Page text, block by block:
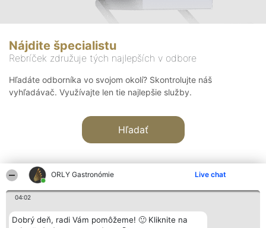
ORLY Gastronómie Live chat
04:02
Dobrý deň, radi Vám pomôžeme! 🙂 Kliknite na
Nájdite špecialistu
Rebríček združuje tých najlepších v odbore
Hľadáte odborníka vo svojom okolí? Skontrolujte náš
vyhľadávač. Využívajte len tie najlepšie služby.
Hľadať
Organizátor hodnotenia
Bright Side Solutions sp. z o.
Hodnotenie
Laureáti
Kontakt
Kontakt